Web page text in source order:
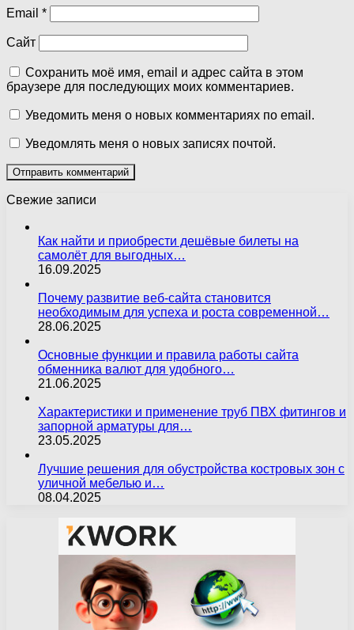
Email *
Сайт
Сохранить моё имя, email и адрес сайта в этом
браузере для последующих моих комментариев.
Уведомить меня о новых комментариях по email.
Уведомлять меня о новых записях почтой.
Свежие записи
Как найти и приобрести дешёвые билеты на
самолёт для выгодных…
16.09.2025
Почему развитие веб-сайта становится
необходимым для успеха и роста современной…
28.06.2025
Основные функции и правила работы сайта
обменника валют для удобного…
21.06.2025
Характеристики и применение труб ПВХ фитингов и
запорной арматуры для…
23.05.2025
Лучшие решения для обустройства костровых зон с
уличной мебелью и…
08.04.2025